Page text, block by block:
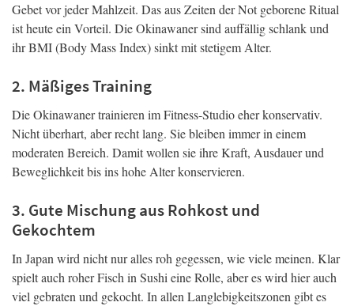
Gebet vor jeder Mahlzeit. Das aus Zeiten der Not geborene Ritual
ist heute ein Vorteil. Die Okinawaner sind auffällig schlank und
ihr BMI (Body Mass Index) sinkt mit stetigem Alter.
2. Mäßiges Training
Die Okinawaner trainieren im Fitness-Studio eher konservativ.
Nicht überhart, aber recht lang. Sie bleiben immer in einem
moderaten Bereich. Damit wollen sie ihre Kraft, Ausdauer und
Beweglichkeit bis ins hohe Alter konservieren.
3. Gute Mischung aus Rohkost und
Gekochtem
In Japan wird nicht nur alles roh gegessen, wie viele meinen. Klar
spielt auch roher Fisch in Sushi eine Rolle, aber es wird hier auch
viel gebraten und gekocht. In allen Langlebigkeitszonen gibt es